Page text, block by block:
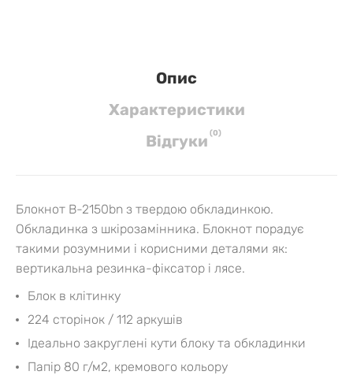
Опис
Характеристики
Вiдгуки (0)
Блокнот B-2150bn з твердою обкладинкою.
Обкладинка з шкірозамінника. Блокнот порадує
такими розумними і корисними деталями як:
вертикальна резинка-фіксатор і лясе.
Блок в клітинку
224 сторінок / 112 аркушів
Ідеально закруглені кути блоку та обкладинки
Папір 80 г/м2, кремового кольору